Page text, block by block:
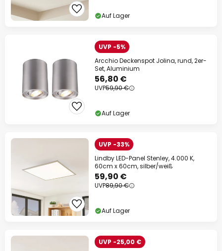
Auf Lager
UVP -5%
Arcchio Deckenspot Jolina, rund, 2er-
Set, Aluminium
56,80 €
UVP59,90 €
Auf Lager
UVP -33%
Lindby LED-Panel Stenley, 4.000 K,
60cm x 60cm, silber/weiß
59,90 €
UVP89,90 €
Auf Lager
UVP -25,00 €